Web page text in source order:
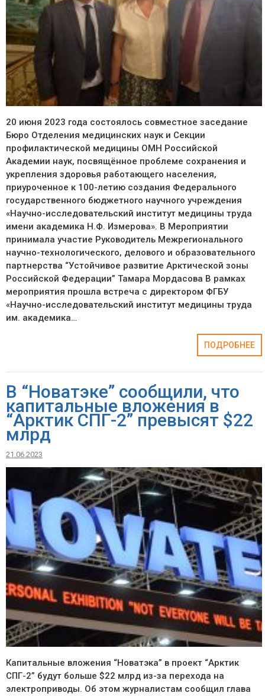
20 июня 2023 года состоялось совместное заседание
Бюро Отделения медицинских наук и Секции
профилактической медицины ОМН Российской
Академии наук, посвящённое проблеме сохранения и
укрепления здоровья работающего населения,
приуроченное к 100-летию создания Федерального
государственного бюджетного научного учреждения
«Научно-исследовательский институт медицины труда
имени академика Н.Ф. Измерова». В Мероприятии
принимала участие Руководитель Межрегионального
научно-технологического, делового и образовательного
партнерства “Устойчивое развитие Арктической зоны
Российской Федерации” Тамара Мордасова В рамках
мероприятия прошла встреча с директором ФГБУ
«Научно-исследовательский институт медицины труда
им. академика…
ПОДРОБНЕЕ
В “Новатэке” сообщили, что
капитальные вложения в
“Арктик СПГ-2” превысят $22
млрд
21.06.2023
Капитальные вложения “Новатэка” в проект “Арктик
СПГ-2” будут больше $22 млрд из-за перехода на
электроприводы. Об этом журналистам сообщил глава